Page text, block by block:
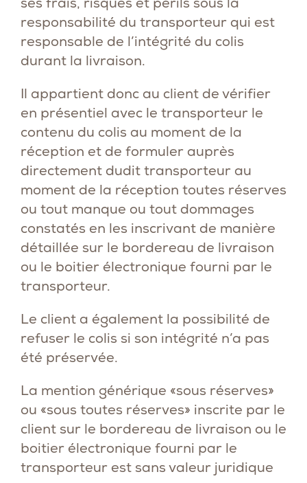
responsabilité du transporteur qui est
responsable de l’intégrité du colis
durant la livraison.
Il appartient donc au client de vérifier
en présentiel avec le transporteur le
contenu du colis au moment de la
réception et de formuler auprès
directement dudit transporteur au
moment de la réception toutes réserves
ou tout manque ou tout dommages
constatés en les inscrivant de manière
détaillée sur le bordereau de livraison
ou le boitier électronique fourni par le
transporteur.
Le client a également la possibilité de
refuser le colis si son intégrité n’a pas
été préservée.
La mention générique «sous réserves»
ou «sous toutes réserves» inscrite par le
client sur le bordereau de livraison ou le
boitier électronique fourni par le
transporteur est sans valeur juridique